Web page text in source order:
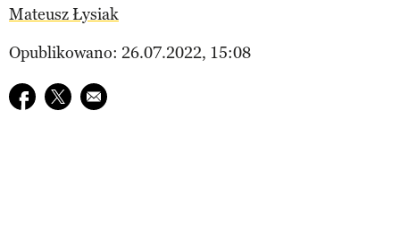
Mateusz Łysiak
Opublikowano: 26.07.2022, 15:08
Udostępnij na facebook
Udostępnij na twitter
E-mail do przyjaciela